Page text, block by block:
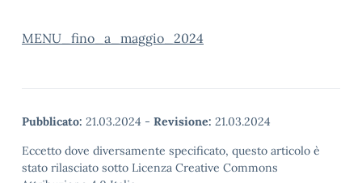
MENU_fino_a_maggio_2024
Pubblicato: 21.03.2024 - Revisione: 21.03.2024
Eccetto dove diversamente specificato, questo articolo è
stato rilasciato sotto Licenza Creative Commons